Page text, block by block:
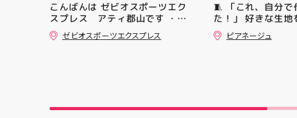
こんばんは ゼビオスポーツエク
スプレス アティ郡山です ・
本日は 「ゼビオスポーツなつま
つり」開催のお知らせです
ュース、熱中症対策グッズの販
ゼビオスポーツエクスプレス
🧵 「これ、自分で
た！」 好きな生地
シンで少しずつ形
間 完成した時の嬉
大歓迎です お洋服
ピアネージュ